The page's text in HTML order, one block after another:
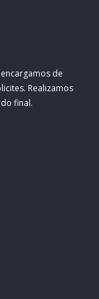
de
Realizamos
final.